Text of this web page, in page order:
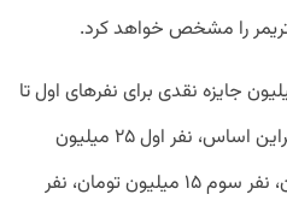
را مشخص خواهد کرد.
این دوره از مسابقات ۷۵ میلیون جایزه نقدی برای نفرهای اول تا
پنجم در نظر گرفته شده است. براین اساس، نفر اول ۲۵ میلیون
تومان، نفر دوم ۲۰ میلیون تومان، نفر سوم ۱۵ میلیون تومان، نفر